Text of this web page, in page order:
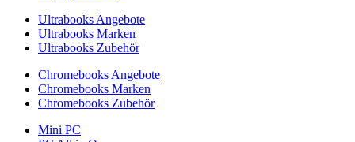
Ultrabooks Angebote
Ultrabooks Marken
Ultrabooks Zubehör
Chromebooks Angebote
Chromebooks Marken
Chromebooks Zubehör
Mini PC